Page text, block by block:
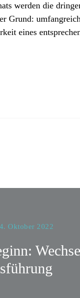
werden die
Grund:
eines
4. Oktober 2022